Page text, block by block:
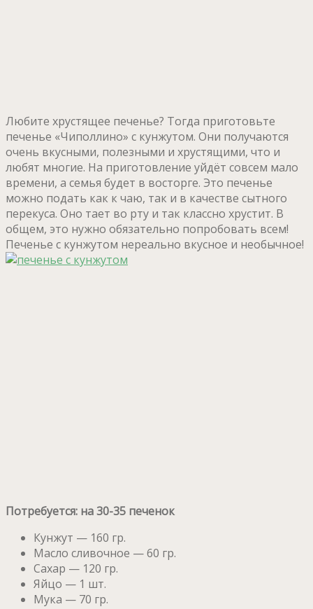
Любите хрустящее печенье? Тогда приготовьте
печенье «Чиполлино» с кунжутом. Они получаются
очень вкусными, полезными и хрустящими, что и
любят многие. На приготовление уйдёт совсем мало
времени, а семья будет в восторге. Это печенье
можно подать как к чаю, так и в качестве сытного
перекуса. Оно тает во рту и так классно хрустит. В
общем, это нужно обязательно попробовать всем!
Печенье с кунжутом нереально вкусное и необычное!
Потребуется: на 30-35 печенок
Кунжут — 160 гр.
Масло сливочное — 60 гр.
Сахар — 120 гр.
Яйцо — 1 шт.
Мука — 70 гр.